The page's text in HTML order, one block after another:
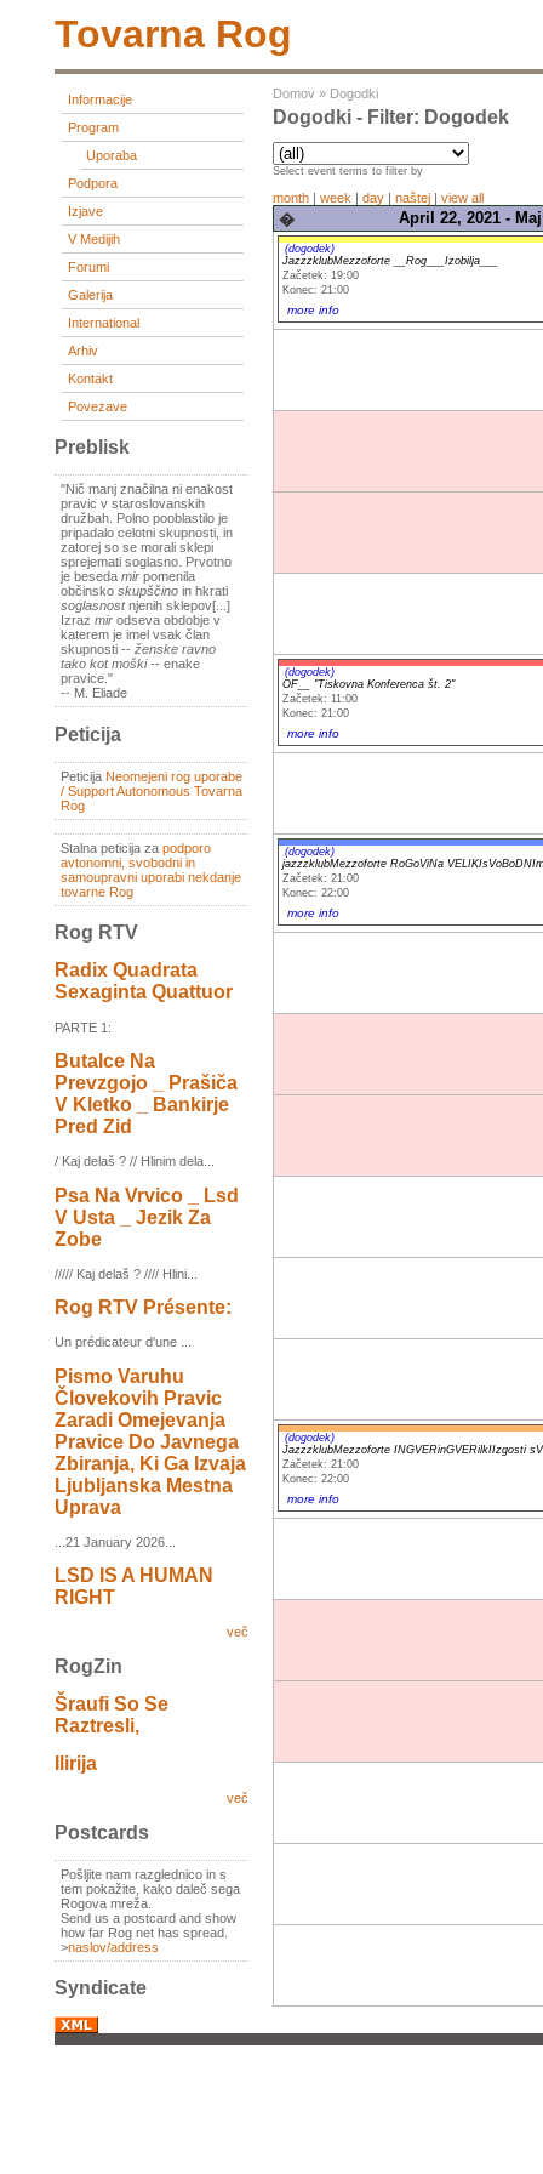
Tovarna Rog
Informacije
Program
Uporaba
Podpora
Izjave
V Medijih
Forumi
Galerija
International
Arhiv
Kontakt
Povezave
Preblisk
"Nič manj značilna ni enakost
pravic v staroslovanskih
družbah. Polno pooblastilo je
pripadalo celotni skupnosti, in
zatorej so se morali sklepi
sprejemati soglasno. Prvotno
je beseda mir pomenila
občinsko skupščino in hkrati
soglasnostnjenih sklepov[...]
Izraz mir odseva obdobje v
katerem je imel vsak član
skupnosti -- ženske ravno
tako kot moški-- enake
pravice."
-- M. Eliade
Peticija
Peticija Neomejeni rog uporabe
/ Support Autonomous Tovarna
Rog
Stalna peticija za podporo
avtonomni, svobodni in
samoupravni uporabi nekdanje
tovarne Rog
Rog RTV
Radix Quadrata
Sexaginta Quattuor
PARTE 1:
Butalce Na
Prevzgojo _ Prašiča
V Kletko _ Bankirje
Pred Zid
/ Kaj delaš ? // Hlinim dela...
Psa Na Vrvico _ Lsd
V Usta _ Jezik Za
Zobe
///// Kaj delaš ? //// Hlini...
Rog RTV Présente:
Un prédicateur d'une ...
Pismo Varuhu
Človekovih Pravic
Zaradi Omejevanja
Pravice Do Javnega
Zbiranja, Ki Ga Izvaja
Ljubljanska Mestna
Uprava
...21 January 2026...
LSD IS A HUMAN
RIGHT
več
RogZin
Šraufi So Se
Raztresli,
Ilirija
več
Postcards
Pošljite nam razglednico in s
tem pokažite, kako daleč sega
Rogova mreža.
Send us a postcard and show
how far Rog net has spread.
>naslov/address
Syndicate
Domov » Dogodki
Dogodki - Filter: Dogodek
Select event terms to filter by
month | week | day | naštej | view all
� April 22, 2021 -
(dogodek)
JazzzklubMezzoforte __Rog___Izobilja___
Začetek: 19:00
Konec: 21:00
more info
(dogodek)
OF__ "Tiskovna Konferenca št. 2"
Začetek: 11:00
Konec: 21:00
more info
(dogodek)
jazzzklubMezzoforte RoGoViNa
Začetek: 21:00
Konec: 22:00
more info
(dogodek)
JazzzklubMezzoforte INGVERinGVERilkIIzgosti
Začetek: 21:00
Konec: 22:00
more info